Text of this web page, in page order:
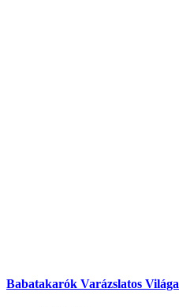
Babatakarók Varázslatos Világa